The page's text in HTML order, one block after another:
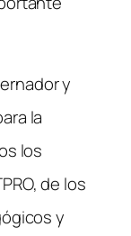
y
la
los
de los
y